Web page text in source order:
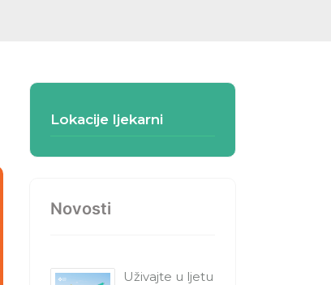
Lokacije ljekarni
Novosti
Uživajte u ljetu